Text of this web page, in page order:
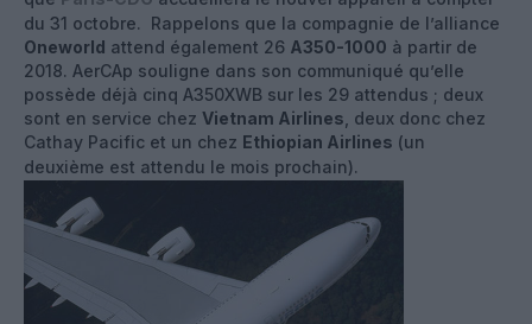
du 31 octobre. Rappelons que la compagnie de l’alliance
Oneworld attend également 26 A350-1000 à partir de
2018. AerCAp souligne dans son communiqué qu’elle
possède déjà cinq A350XWB sur les 29 attendus ; deux
sont en service chez Vietnam Airlines , deux donc chez
Cathay Pacific et un chez Ethiopian Airlines (un
deuxième est attendu le mois prochain).